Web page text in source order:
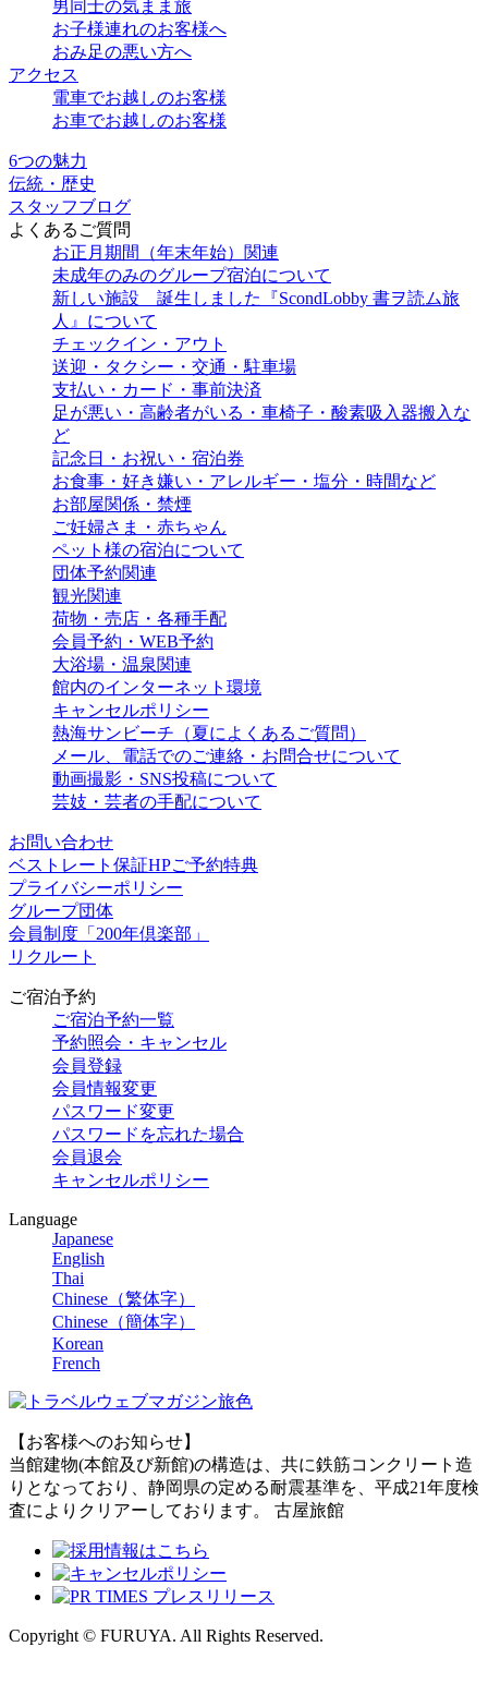
男同士の気まま旅
お子様連れのお客様へ
おみ足の悪い方へ
アクセス
電車でお越しのお客様
お車でお越しのお客様
6つの魅力
伝統・歴史
スタッフブログ
よくあるご質問
お正月期間（年末年始）関連
未成年のみのグループ宿泊について
新しい施設 誕生しました『ScondLobby 書ヲ読ム旅
人』について
チェックイン・アウト
送迎・タクシー・交通・駐車場
支払い・カード・事前決済
足が悪い・高齢者がいる・車椅子・酸素吸入器搬入な
ど
記念日・お祝い・宿泊券
お食事・好き嫌い・アレルギー・塩分・時間など
お部屋関係・禁煙
ご妊婦さま・赤ちゃん
ペット様の宿泊について
団体予約関連
観光関連
荷物・売店・各種手配
会員予約・WEB予約
大浴場・温泉関連
館内のインターネット環境
キャンセルポリシー
熱海サンビーチ（夏によくあるご質問）
メール、電話でのご連絡・お問合せについて
動画撮影・SNS投稿について
芸妓・芸者の手配について
お問い合わせ
ベストレート保証HPご予約特典
プライバシーポリシー
グループ団体
会員制度「200年倶楽部」
リクルート
ご宿泊予約
ご宿泊予約一覧
予約照会・キャンセル
会員登録
会員情報変更
パスワード変更
パスワードを忘れた場合
会員退会
キャンセルポリシー
Language
Japanese
English
Thai
Chinese（繁体字）
Chinese（簡体字）
Korean
French
【お客様へのお知らせ】
当館建物(本館及び新館)の構造は、共に鉄筋コンクリート造
りとなっており、静岡県の定める耐震基準を、平成21年度検
査によりクリアーしております。 古屋旅館
Copyright © FURUYA. All Rights Reserved.